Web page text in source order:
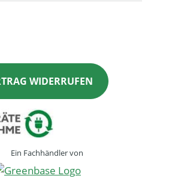
WIDERRUFEN
Ein Fachhändler von